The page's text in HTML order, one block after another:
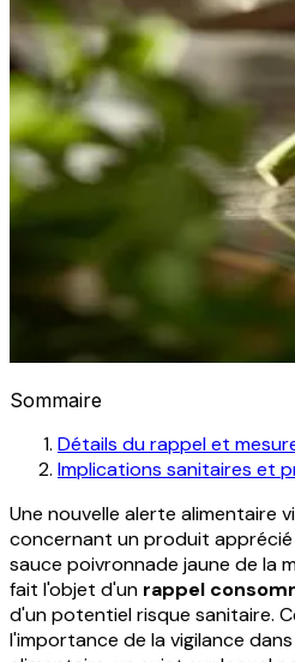
Sommaire
Détails du rappel et
Implications sanitaires et
Une nouvelle alerte alimentaire
concernant un produit
sauce poivronnade jaune de la
fait l'objet d'un rappel
d'un potentiel risque sanitaire.
l'importance de la vigilance